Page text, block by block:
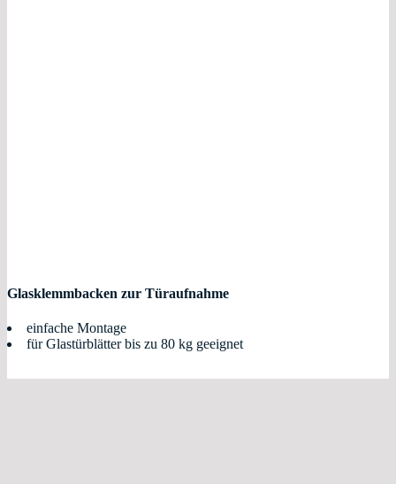
Glasklemmbacken zur Türaufnahme
einfache Montage
für Glastürblätter bis zu 80 kg geeignet